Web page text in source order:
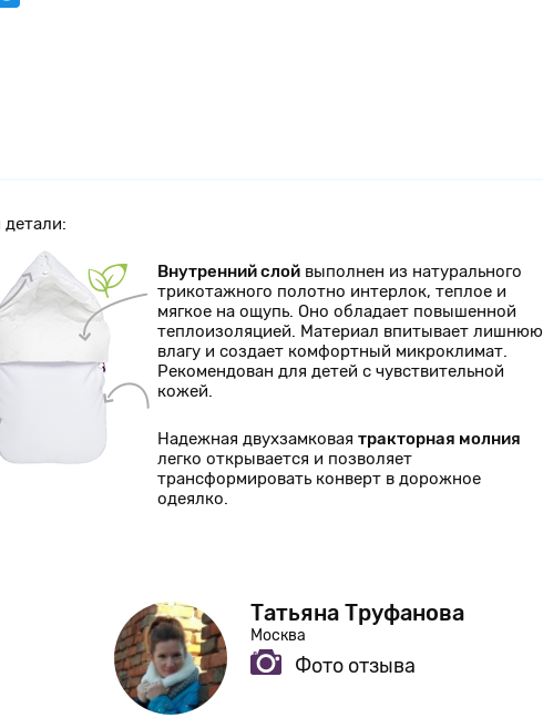
Внутренний слой выполнен из натурального
трикотажного полотно интерлок, теплое и
мягкое на ощупь. Оно обладает повышенной
теплоизоляцией. Материал впитывает лишнюю
влагу и создает комфортный микроклимат.
Рекомендован для детей с чувствительной
кожей.
Надежная двухзамковаятракторная молния
легко открывается и позволяет
трансформировать конверт в дорожное
одеялко.
Татьяна Труфанова
Москва
Фото отзыва